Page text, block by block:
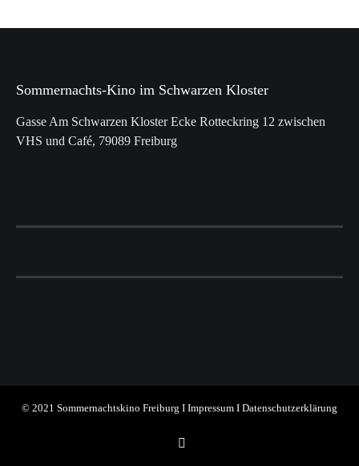
Sommernachts-Kino im Schwarzen Kloster
Gasse Am Schwarzen Kloster Ecke Rotteckring 12 zwischen
VHS und Café, 79089 Freiburg
© 2021 Sommernachtskino Freiburg I Impressum I Datenschutzerklärung